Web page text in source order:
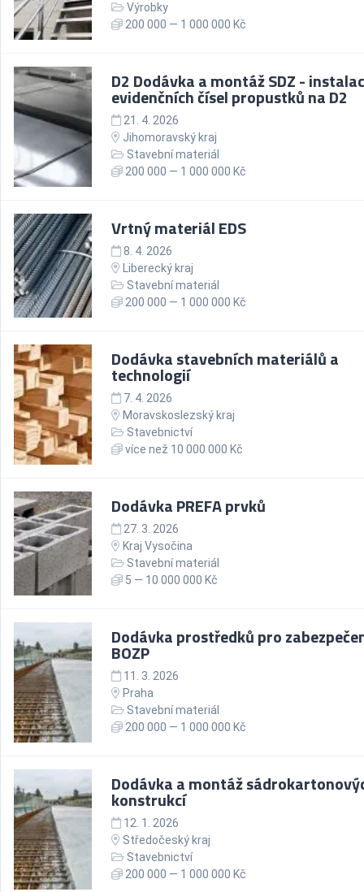
Výrobky
200 000 — 1 000 000 Kč
D2 Dodávka a montáž SDZ -
evidenčních čísel propustků na D2
21. 4. 2026
Jihomoravský kraj
Stavební materiál
200 000 — 1 000 000 Kč
Vrtný materiál EDS
8. 4. 2026
Liberecký kraj
Stavební materiál
200 000 — 1 000 000 Kč
Dodávka stavebních materiálů a
technologií
7. 4. 2026
Moravskoslezský kraj
Stavebnictví
více než 10 000 000 Kč
Dodávka PREFA prvků
27. 3. 2026
Kraj Vysočina
Stavební materiál
5 — 10 000 000 Kč
Dodávka prostředků pro
BOZP
11. 3. 2026
Praha
Stavební materiál
200 000 — 1 000 000 Kč
Dodávka a montáž
konstrukcí
12. 1. 2026
Středočeský kraj
Stavebnictví
200 000 — 1 000 000 Kč